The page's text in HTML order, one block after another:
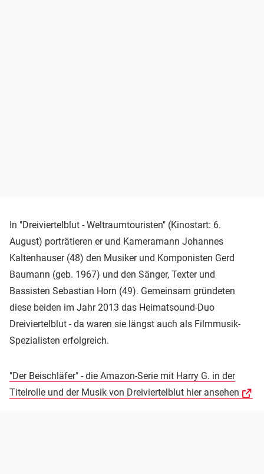
In "Dreiviertelblut - Weltraumtouristen" (Kinostart: 6.
August) porträtieren er und Kameramann Johannes
Kaltenhauser (48) den Musiker und Komponisten Gerd
Baumann (geb. 1967) und den Sänger, Texter und
Bassisten Sebastian Horn (49). Gemeinsam gründeten
diese beiden im Jahr 2013 das Heimatsound-Duo
Dreiviertelblut - da waren sie längst auch als Filmmusik-
Spezialisten erfolgreich.
"Der Beischläfer" - die Amazon-Serie mit Harry G. in der
Titelrolle und der Musik von Dreiviertelblut hier ansehen